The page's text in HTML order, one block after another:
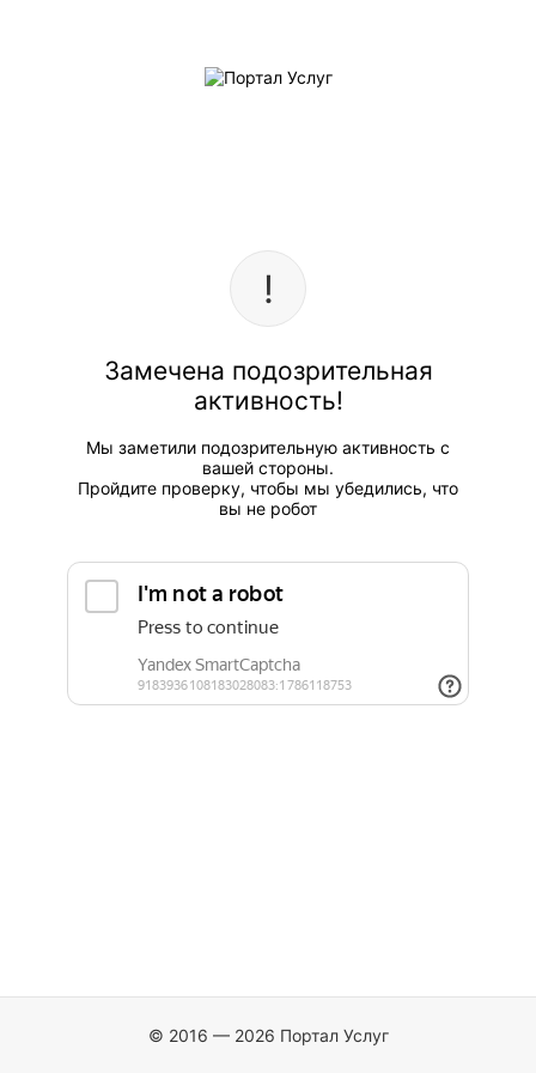
Замечена подозрительная
активность!
Мы заметили подозрительную активность с
вашей стороны.
Пройдите проверку, чтобы мы убедились, что
вы не робот
© 2016 — 2026 Портал Услуг